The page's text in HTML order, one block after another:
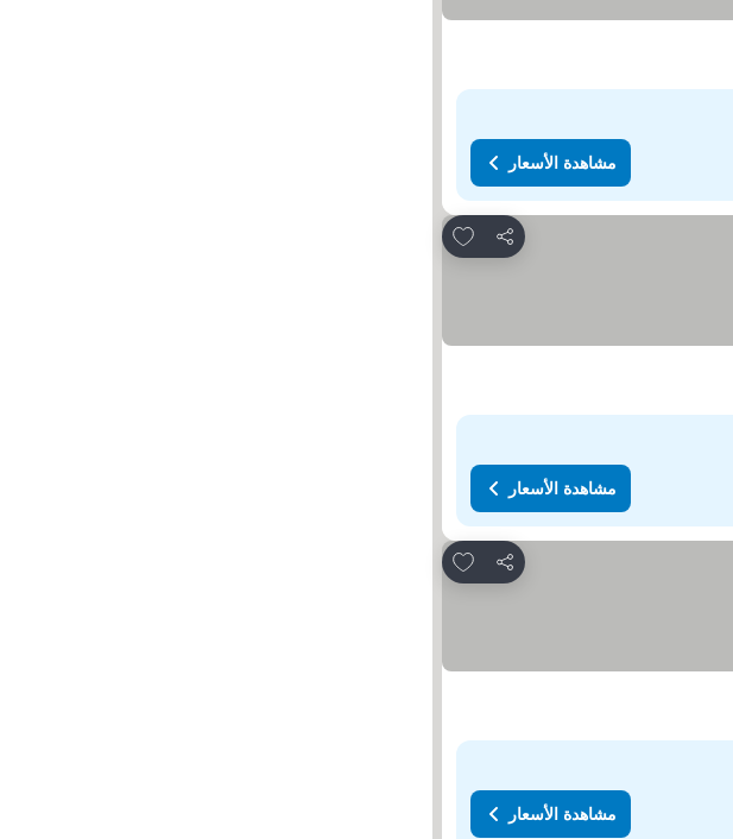
مشاهدة الأسعار
مشاركة
Add to favorites
مشاهدة الأسعار
مشاركة
Add to favorites
مشاهدة الأسعار